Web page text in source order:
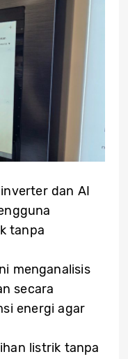
dan AI
tanpa
menganalisis
secara
energi agar
listrik tanpa